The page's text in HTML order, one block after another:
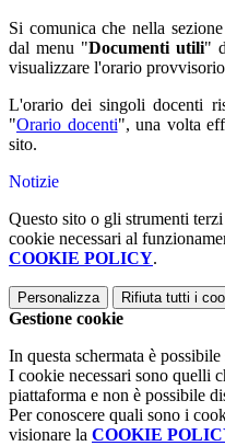
Si comunica che nella
dal menu "Documenti utili"
visualizzare l'orario
L'orario dei singoli docenti
"Orario docenti", una volta
sito.
Notizie
Questo sito o gli strumenti
cookie necessari al
COOKIE POLICY.
Personalizza Rifiuta tutti i
Gestione cookie
In questa schermata è
I cookie necessari sono quelli
piattaforma e non è possibile
Per conoscere quali sono i
visionare la COOKIE